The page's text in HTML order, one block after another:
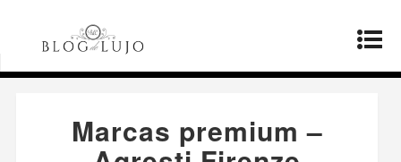
Página principal
Marcas premium
– Agresti Firenze
Marcas premium –